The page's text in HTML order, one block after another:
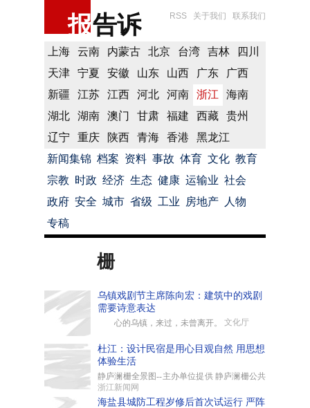
报告诉 RSS 关于我们 联系我们
上海 云南 内蒙古 北京 台湾 吉林
四川
天津
宁夏 安徽 山东 山西 广东
广西
新疆
江苏 江西 河北 河南 浙江
海南
湖北
湖南 澳门 甘肃 福建 西藏
贵州
辽宁
重庆 陕西 青海 香港
黑龙江
新闻集锦 档案 资料 事故 体育 文化 教育
宗教 时政 经济 生态 健康 运输业 社会
政府 安全 城市 省级 工业 房地产
人物
专稿
栅
乌镇戏剧节主席陈向宏：建筑中的戏剧
需要诗意表达
心的乌镇，来过，未曾离开。 文化厅
杜江：设计民宿是用心目观自然 用思想
体验生活
静庐澜栅全景图--主办单位提供 静庐澜栅公共
浙江新闻网
海盐县城防工程岁修后首次试运行 严阵